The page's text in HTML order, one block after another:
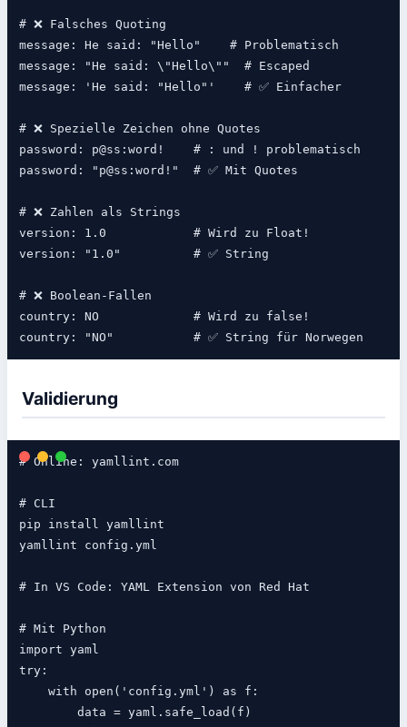
# ❌ Falsches Quoting
message: He said: "Hello"    # Problematisch
message: "He said: \"Hello\""  # Escaped
message: 'He said: "Hello"'    # ✅ Einfacher
# ❌ Spezielle Zeichen ohne Quotes
password: p@ss:word!    # : und ! problematisch
password: "p@ss:word!"  # ✅ Mit Quotes
# ❌ Zahlen als Strings
version: 1.0            # Wird zu Float!
version: "1.0"          # ✅ String
# ❌ Boolean-Fallen
country: NO             # Wird zu false!
Validierung
# Online: yamllint.com
# CLI
pip install yamllint
yamllint config.yml
# In VS Code: YAML Extension von Red Hat
# Mit Python
import yaml
try:
    with open('config.yml') as f:
        data = yaml.safe_load(f)